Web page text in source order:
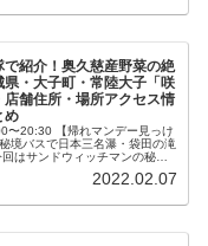
紹介！奥久慈産野菜の絶
・大子町・常陸大子「咲
店舗住所・場所アクセス情
め
〜20:30 【帰れマンデー見っけ
境バスで日本三名瀑・袋田の滝
はサンドウィッチマンの秘境
2022.02.07